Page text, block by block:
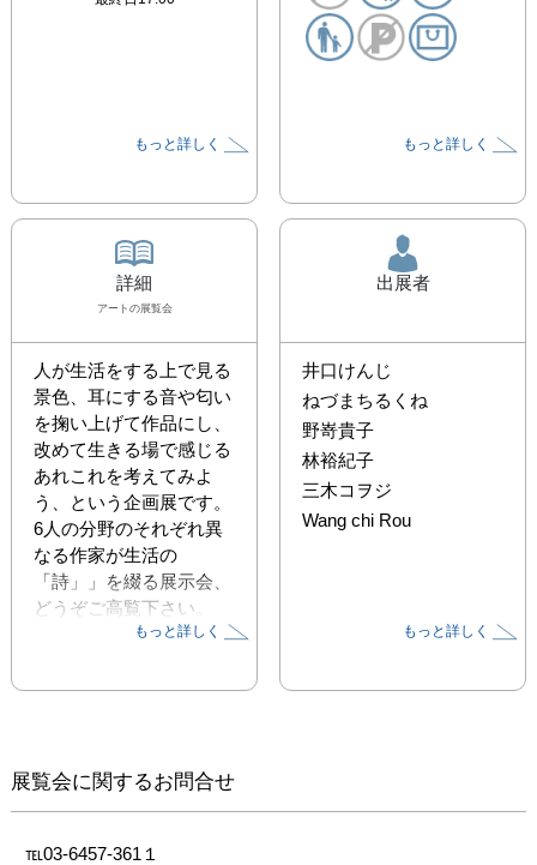
もっと詳しく もっと詳しく
詳細
アート の展覧会
人が生活をする上で見る
景色、耳にする音や匂い
を掬い上げて作品にし、
改めて生きる場で感じる
あれこれを考えてみよ
う、という企画展です。
6人の分野のそれぞれ異
なる作家が生活の
「詩」」を綴る展示会、
どうぞご高覧下さい。
もっと詳しく
出展者
井口けんじ
ねづまちるくね
野嵜貴子
林裕紀子
三木コヲジ
Wang chi Rou
もっと詳しく
展覧会に関するお問合せ
℡03-6457-361１